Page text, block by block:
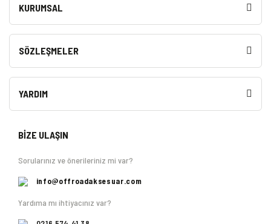
KURUMSAL
SÖZLEŞMELER
YARDIM
BİZE ULAŞIN
Sorularınız ve önerileriniz mi var?
info@offroadaksesuar.com
Yardıma mı ihtiyacınız var?